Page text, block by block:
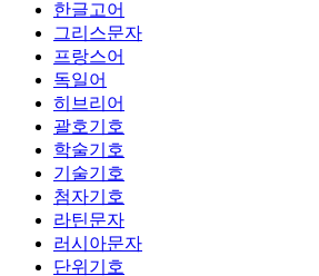
한글고어
그리스문자
프랑스어
독일어
히브리어
괄호기호
학술기호
기술기호
첨자기호
라틴문자
러시아문자
단위기호